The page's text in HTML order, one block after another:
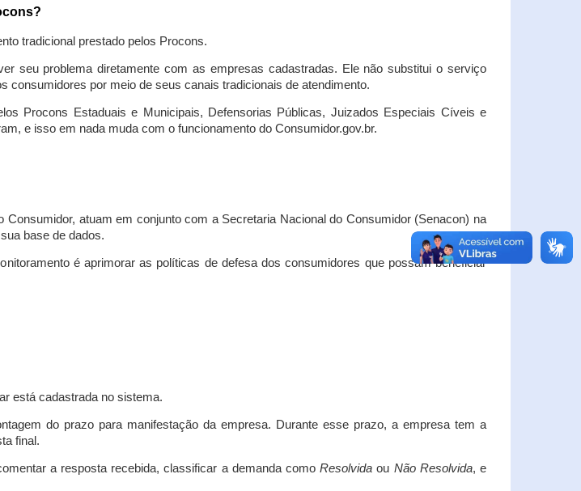
tradicional prestado pelos Procons.
seu problema diretamente com as empresas cadastradas. Ele não substitui o serviço
consumidores por meio de seus canais tradicionais de atendimento.
Procons Estaduais e Municipais, Defensorias Públicas, Juizados Especiais Cíveis e
e isso em nada muda com o funcionamento do Consumidor.gov.br.
atuam em conjunto com a Secretaria Nacional do Consumidor (Senacon) na
base de dados.
é aprimorar as políticas de defesa dos consumidores que possam beneficiar
está cadastrada no sistema.
do prazo para manifestação da empresa. Durante esse prazo, a empresa tem a
final.
a resposta recebida, classificar a demanda comoResolvida ou Não Resolvida, e